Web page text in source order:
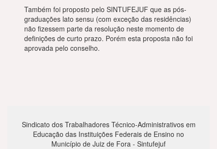
Também foi proposto pelo SINTUFEJUF que as pós-
graduações lato sensu (com exceção das residências)
não fizessem parte da resolução neste momento de
definições de curto prazo. Porém esta proposta não foi
aprovada pelo conselho.
Sindicato dos Trabalhadores Técnico-Administrativos em
Educação das Instituições Federais de Ensino no
Município de Juiz de Fora - Sintufejuf